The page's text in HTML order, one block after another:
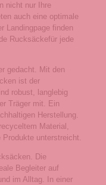
nicht nur Ihre
auch eine optimale
Landingpage finden
Rucksäckefür jede
gedacht. Mit den
ist der
robust, langlebig
Träger mit. Ein
Herstellung.
Material,
unterstreicht.
Die
Begleiter auf
im Alltag. In einer